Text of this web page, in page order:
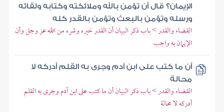
الإيمان؟ قال أن تؤمن بالله وملائكته وكتابه ولقائه
ورسله وتؤمن بالبعث وتؤمن بالقدر كله
القضاء والقدر > باب ذكر البيان أن القدر خيره وشره من الله عز وجل وأن
الإيمان به واجب
أن ما كتب على ابن آدم وجرى به القلم أدركه لا
محالة
القضاء والقدر > باب ذكر البيان أن ما كتب على ابن آدم وجرى به القلم
أدركه لا محالة